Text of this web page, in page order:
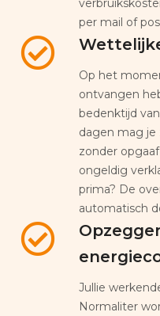
per mail of
Op het
ontvangen
bedenktijd
dagen mag je
zonder
ongeldig
prima? De
automatisch
Jullie
Normaliter